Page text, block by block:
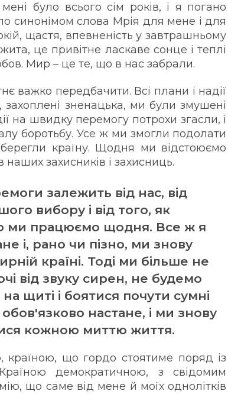
було всього сім років, і я погано
синонімом слова Мрія для мене і для
щастя, впевненість у завтрашньому
це привітне ласкаве сонце і теплі
Мир – це те, що в нас забрали.
важко передбачити. Всі плани і надії
зненацька, ми були змушені
на швидку перемогу потрохи згасли, і
боротьбу. Усе ж ми змогли подолати
країну. Щодня ми відстоюємо
захисників і захисниць.
залежить від нас, від
вибору і від того, як
ми працюємо щодня. Все ж я
і, рано чи пізно, ми знову
країні. Тоді ми більше не
від звуку сирен, не будемо
щиті і боятися почути сумні
настане, і ми знову
кожною миттю життя.
країною, що гордо стоятиме поряд із
демократичною, з свідомим
що саме від мене й моїх однолітків